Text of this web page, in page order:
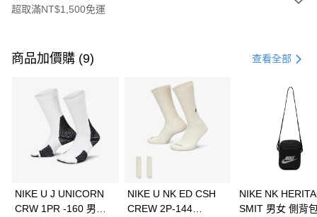
超取滿NT$1,500免運
信用卡一次付款
3 期 0 利率 每期 21家銀行
合作金庫商業銀行
第一商業銀行
華南商業銀行
彰化商業銀行
上海商業儲蓄銀行
Apple Pay
全盈+PAY
商品加價購 (9) 查看全部
NIKE U J UNICORN
CRW 1PR -160 男女
NIKE U NK ED CSH
CREW 2P-144
NIKE NK
SMIT 男女 側背